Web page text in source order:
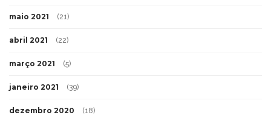
maio 2021 (21)
abril 2021 (22)
março 2021 (5)
janeiro 2021 (39)
dezembro 2020 (18)